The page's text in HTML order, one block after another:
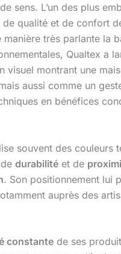
sens. L’un des plus
qualité et de confort
manière très parlante la
Qualtex a
visuel montrant une
aussi comme un
en bénéfices
souvent des couleurs
durabilité et de
. Son positionnement lui
auprès des
constante de ses